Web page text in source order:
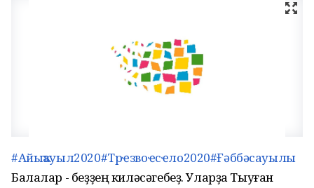
#Айыҡауыл2020#Трҽзвоҽсҽло2020#Ғәббәсауылы
Балалар - беҙҙең киләсәгебеҙ. Уларҙа Тыуған